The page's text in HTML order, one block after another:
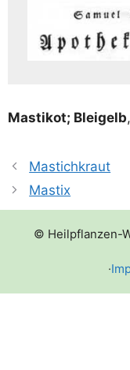
Masti­kot; Blei­gelb
Mastichkraut
Mastix
© Heilpflanzen-
·